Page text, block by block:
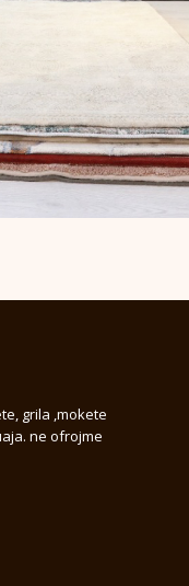
grila ,mokete
ne ofrojme